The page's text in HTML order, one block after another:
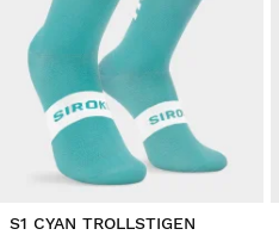
S1 CYAN TROLLSTIGEN